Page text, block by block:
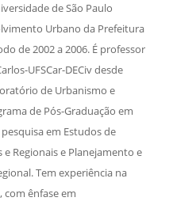
de São Paulo
Urbano da Prefeitura
de 2002 a 2006. É professor
UFSCar-DECiv desde
de Urbanismo e
de Pós-Graduação em
em Estudos de
Regionais e Planejamento e
Tem experiência na
ênfase em